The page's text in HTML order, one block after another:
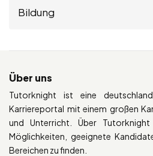
Bildung
Über uns
Tutorknight ist eine
Karriereportal mit einem großen
und Unterricht. Über
Möglichkeiten, geeignete
Bereichen zu finden.